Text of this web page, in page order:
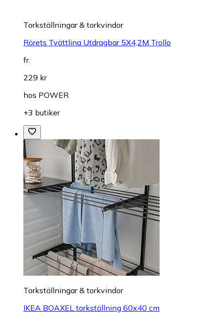
Torkställningar & torkvindor
Rörets Tvättlina Utdragbar 5X4,2M Trollo
fr.
229 kr
hos POWER
+3 butiker
Torkställningar & torkvindor
IKEA BOAXEL torkställning 60x40 cm